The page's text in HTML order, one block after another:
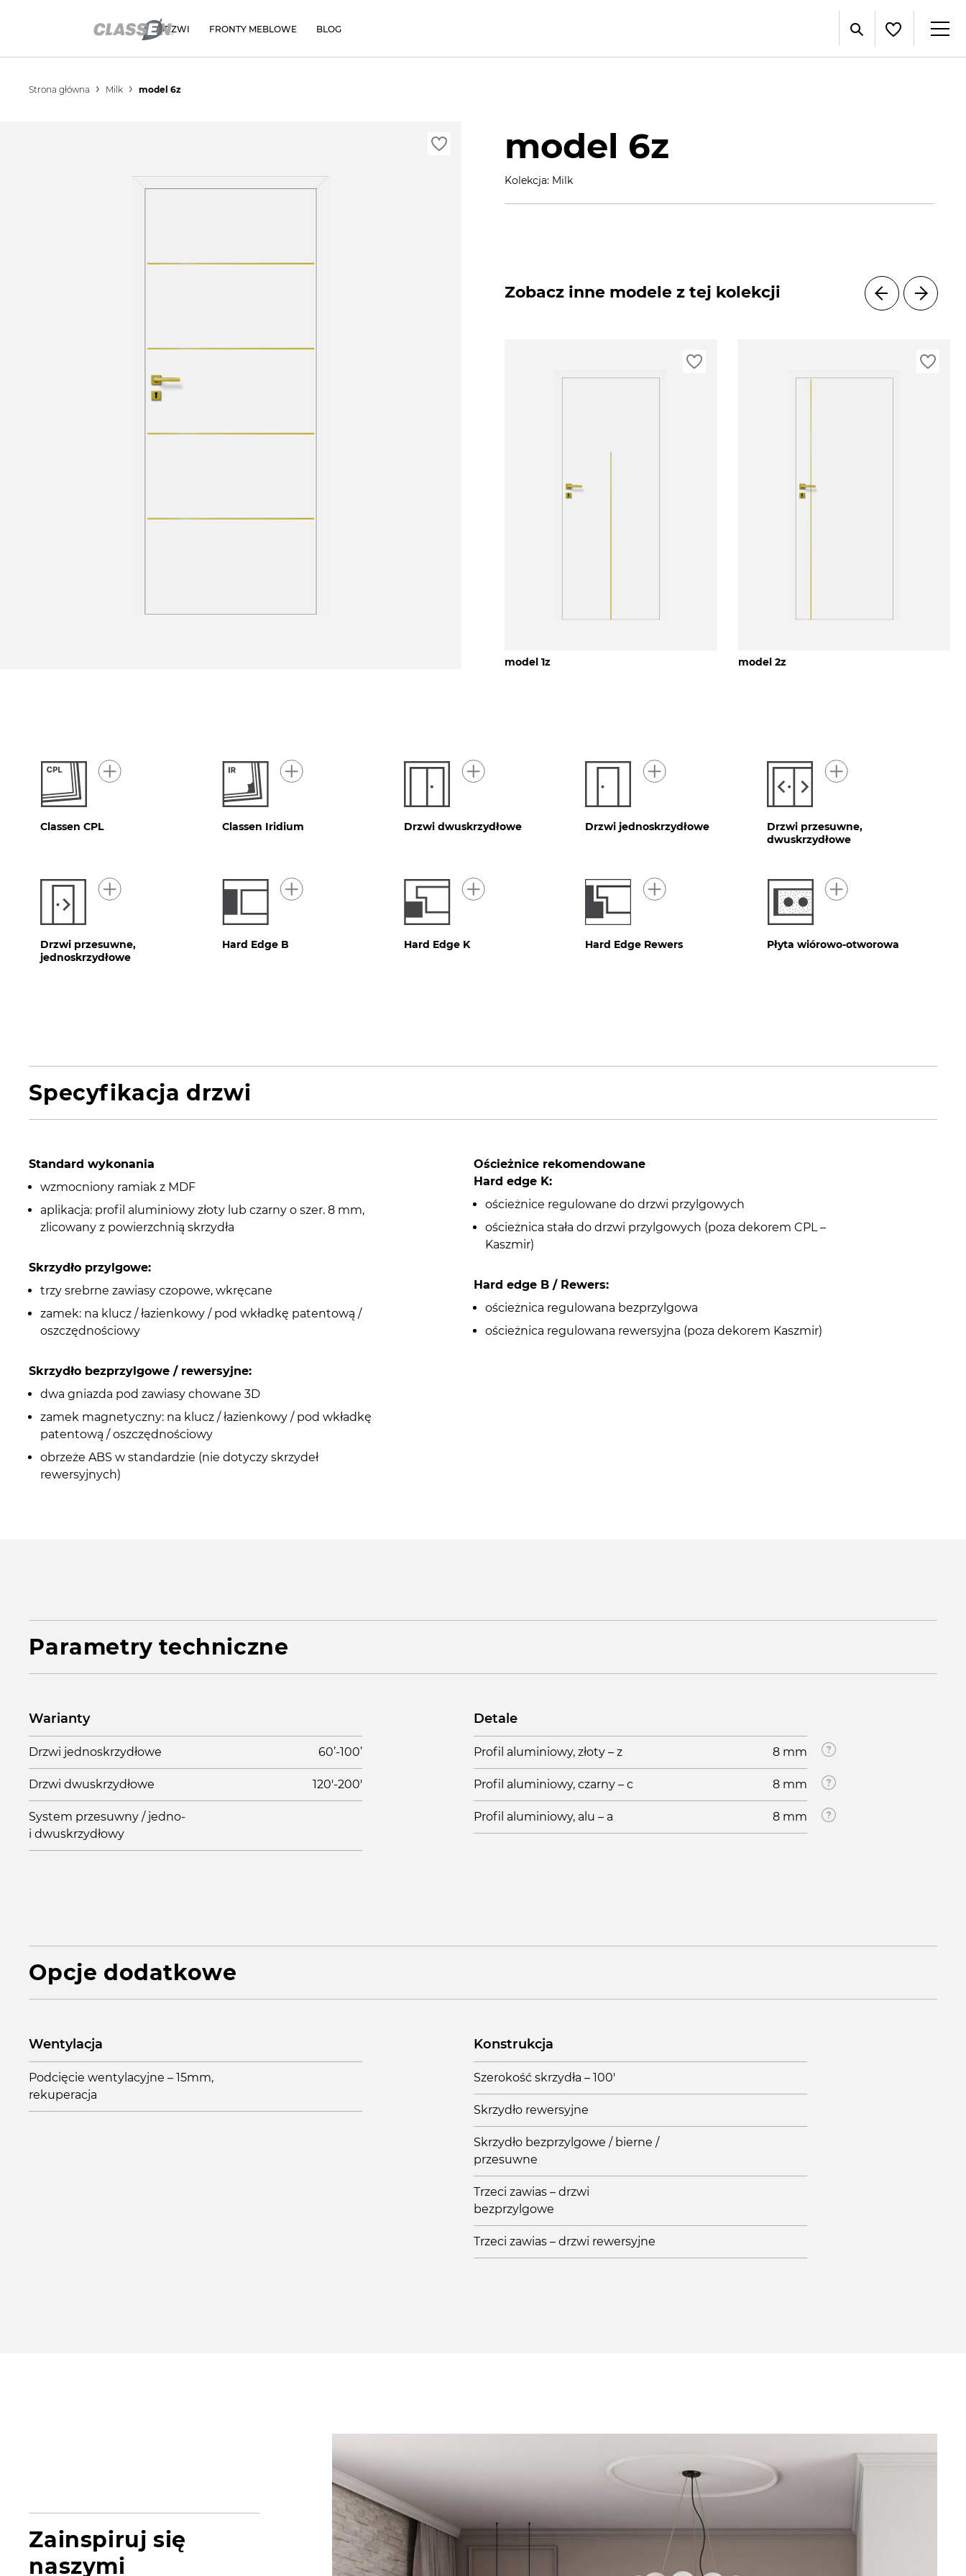
DRZWI FRONTY MEBLOWE BLOG
Strona główna Milk model 6z
model 6z
Kolekcja: Milk
Zobacz inne modele z tej kolekcji
model 1z model 2z
Classen CPL Classen Iridium Drzwi dwuskrzydłowe Drzwi jednoskrzydłowe
Drzwi przesuwne,
dwuskrzydłowe
Drzwi przesuwne,
jednoskrzydłowe
Hard Edge B Hard Edge K Hard Edge Rewers Płyta wiórowo-otworowa
Specyfikacja drzwi
Standard wykonania
wzmocniony ramiak z MDF
aplikacja: profil aluminiowy złoty lub czarny o szer. 8 mm,
zlicowany z powierzchnią skrzydła
Skrzydło przylgowe:
trzy srebrne zawiasy czopowe, wkręcane
zamek: na klucz / łazienkowy / pod wkładkę patentową /
oszczędnościowy
Skrzydło bezprzylgowe / rewersyjne:
dwa gniazda pod zawiasy chowane 3D
zamek magnetyczny: na klucz / łazienkowy / pod wkładkę
patentową / oszczędnościowy
obrzeże ABS w standardzie (nie dotyczy skrzydeł
rewersyjnych)
Ościeżnice rekomendowane
Hard edge K:
ościeżnice regulowane do drzwi przylgowych
ościeżnica stała do drzwi przylgowych (poza dekorem CPL –
Kaszmir)
Hard edge B / Rewers:
ościeżnica regulowana bezprzylgowa
ościeżnica regulowana rewersyjna (poza dekorem Kaszmir)
Parametry techniczne
Warianty
Drzwi jednoskrzydłowe 60’-100’
Drzwi dwuskrzydłowe 120'-200'
System przesuwny / jedno-
i dwuskrzydłowy
Detale
Profil aluminiowy, złoty – z 8 mm
Profil aluminiowy, czarny – c 8 mm
Profil aluminiowy, alu – a 8 mm
Opcje dodatkowe
Wentylacja
Podcięcie wentylacyjne – 15mm,
rekuperacja
Konstrukcja
Szerokość skrzydła – 100'
Skrzydło rewersyjne
Skrzydło bezprzylgowe / bierne /
przesuwne
Trzeci zawias – drzwi
bezprzylgowe
Trzeci zawias – drzwi rewersyjne
Zainspiruj się
naszymi